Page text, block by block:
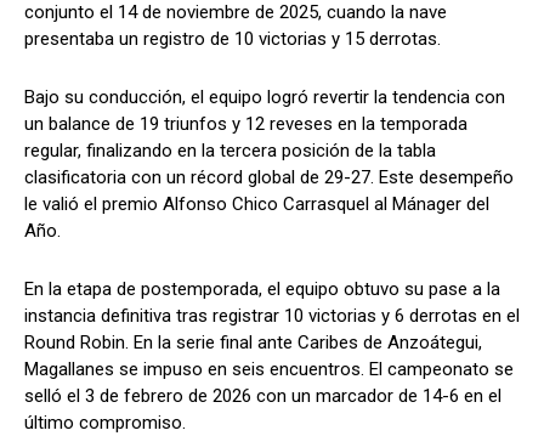
conjunto el 14 de noviembre de 2025, cuando la nave
presentaba un registro de 10 victorias y 15 derrotas.
Bajo su conducción, el equipo logró revertir la tendencia con
un balance de 19 triunfos y 12 reveses en la temporada
regular, finalizando en la tercera posición de la tabla
clasificatoria con un récord global de 29-27. Este desempeño
le valió el premio Alfonso Chico Carrasquel al Mánager del
Año.
En la etapa de postemporada, el equipo obtuvo su pase a la
instancia definitiva tras registrar 10 victorias y 6 derrotas en el
Round Robin. En la serie final ante Caribes de Anzoátegui,
Magallanes se impuso en seis encuentros. El campeonato se
selló el 3 de febrero de 2026 con un marcador de 14-6 en el
último compromiso.